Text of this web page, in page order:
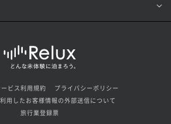
ビス利用規約
プライバシーポリシー
用したお客様情報の外部送信について
旅行業登録票